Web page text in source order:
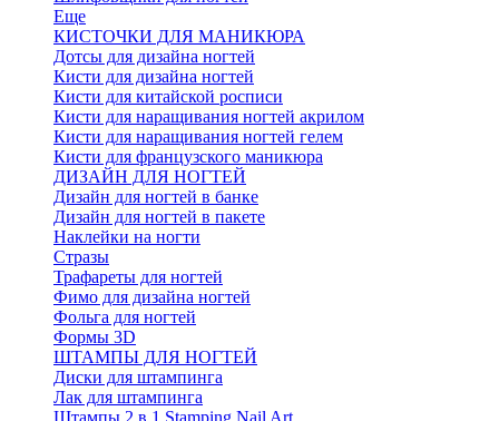
Еще
КИСТОЧКИ ДЛЯ МАНИКЮРА
Дотсы для дизайна ногтей
Кисти для дизайна ногтей
Кисти для китайской росписи
Кисти для наращивания ногтей акрилом
Кисти для наращивания ногтей гелем
Кисти для французского маникюра
ДИЗАЙН ДЛЯ НОГТЕЙ
Дизайн для ногтей в банке
Дизайн для ногтей в пакете
Наклейки на ногти
Стразы
Трафареты для ногтей
Фимо для дизайна ногтей
Фольга для ногтей
Формы 3D
ШТАМПЫ ДЛЯ НОГТЕЙ
Диски для штампинга
Лак для штампинга
Штампы 2 в 1 Stamping Nail Art